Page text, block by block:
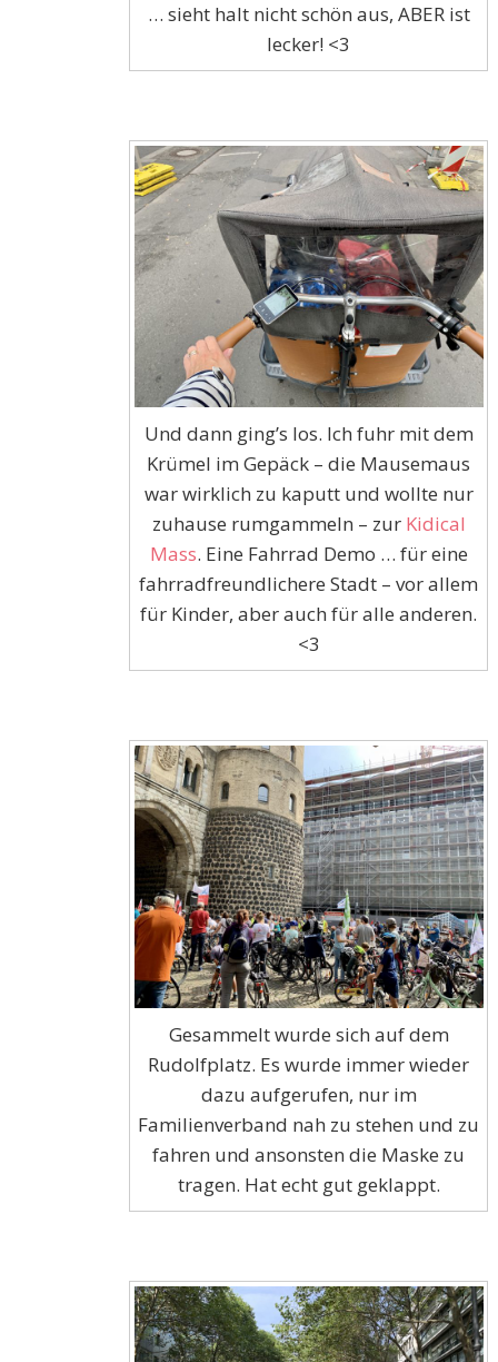
… sieht halt nicht schön aus, ABER ist
lecker! <3
Und dann ging’s los. Ich fuhr mit dem
Krümel im Gepäck – die Mausemaus
war wirklich zu kaputt und wollte nur
zuhause rumgammeln – zur Kidical
Mass. Eine Fahrrad Demo … für eine
fahrradfreundlichere Stadt – vor allem
für Kinder, aber auch für alle anderen.
<3
Gesammelt wurde sich auf dem
Rudolfplatz. Es wurde immer wieder
dazu aufgerufen, nur im
Familienverband nah zu stehen und zu
fahren und ansonsten die Maske zu
tragen. Hat echt gut geklappt.